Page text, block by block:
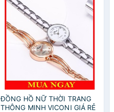
ĐỒNG HỒ NỮ THỜI TRANG
THÔNG MINH VICONI GIÁ RẺ